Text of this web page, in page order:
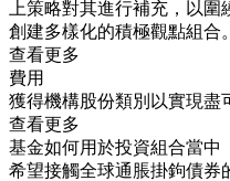
上策略對其進行補充，以
創建多樣化的積極觀點組合。
查看更多
費用
獲得機構股份類別以實現盡
查看更多
基金如何用於投資組合當中
希望接觸全球通脹掛鉤債券